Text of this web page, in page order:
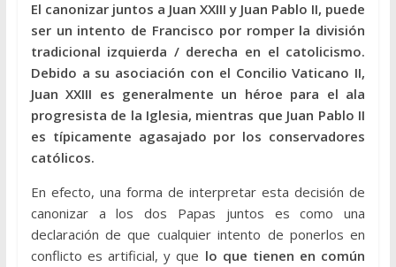
El canonizar juntos a Juan XXIII y Juan Pablo II, puede
ser un intento de Francisco por romper la división
tradicional izquierda / derecha en el catolicismo.
Debido a su asociación con el Concilio Vaticano II,
Juan XXIII es generalmente un héroe para el ala
progresista de la Iglesia, mientras que Juan Pablo II
es típicamente agasajado por los conservadores
católicos.
En efecto, una forma de interpretar esta decisión de
canonizar a los dos Papas juntos es como una
declaración de que cualquier intento de ponerlos en
conflicto es artificial, y que lo que tienen en común